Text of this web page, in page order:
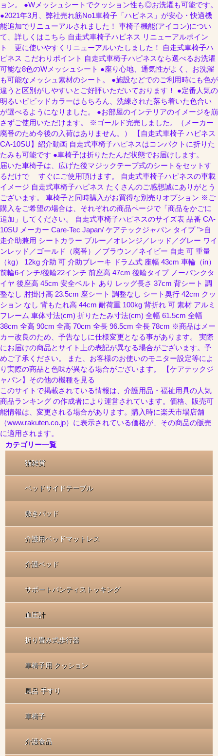
ョン。 ●Wメッシュシートでクッション性も◎お洗濯も可能です。
●2021年3月、弊社売れ筋No1車椅子「ハピネス」が安心・快適機
能追加でリニューアルされました！ 車椅子機能(アイコン)につい
て、詳しくはこちら 自走式車椅子ハピネス リニューアルポイン
ト 更に使いやすくリニューアルいたしました！ 自走式車椅子ハ
ピネス こだわりポイント 自走式車椅子ハピネスなら選べるお洗濯
可能な8色のWメッシュシート ●座り心地、通気性がよく、お洗濯
も可能なメッシュ素材のシート。 ●施設などでのご利用時にも色が
違うと区別がしやすいとご好評いただいております！ ●定番人気の
明るいビビッドカラーはもちろん、洗練された落ち着いた色合い
が選べるようになりました。 ●お部屋のインテリアのイメージを崩
さずご使用いただけます。 ※ゴールド完売しました。（メーカー
廃番のため今後の入荷はありません。） 【自走式車椅子 ハピネス
CA-10SU】紹介動画 自走式車椅子ハピネスはコンパクトに折りた
たみも可能です ●車椅子は折りたたんだ状態でお届けします。
届いた車椅子は、広げた後マジックテープ式のシートをセットす
るだけで すぐにご使用頂けます。 自走式車椅子ハピネスの車載
イメージ 自走式車椅子ハピネス たくさんのご感想誠にありがとう
ございます。 車椅子と同時購入がお買得な別売りオプション ※ご
購入をご希望の場合は、それぞれの商品ページで「商品をかごに
追加」してください。 自走式車椅子ハピネスのサイズ表 品番 CA-
10SU メーカー Care-Tec Japan/ ケアテックジャパン タイプ ">自
走介助兼用 シートカラー ブルー／オレンジ／レッド／グレー ワイ
ンレッド／ゴールド（廃番）／ブラウン／ネイビー 自走 可 重量
（kg） 12kg 介助 可 介助ブレーキ ドラム式 座幅 43cm 車輪（in）
前輪6インチ/後輪22インチ 前座高 47cm 後輪タイプ ノーパンクタ
イヤ 後座高 45cm 安全ベルト あり レッグ長さ 37cm 背シート 調
整なし 肘掛け高 23.5cm 座シート 調整なし シート奥行 42cm クッ
ション なし 背もたれ高 44cm 耐荷重 100kg 背折れ 可 素材 アルミ
フレーム 車体寸法(cm) 折りたたみ寸法(cm) 全幅 61.5cm 全幅
38cm 全高 90cm 全高 70cm 全長 96.5cm 全長 78cm ※商品はメー
カー改良のため、予告なしに仕様変更となる事があります。 実際
にお届けの商品とサイト上の表記が異なる場合がございます。予
めご了承ください。 また、お客様のお使いのモニター設定等によ
り実際の商品と色味が異なる場合がございます。 【ケアテックジ
ャパン】その他の機種を見る
このサイトで掲載されている情報は、介護用品・福祉用具の人気
商品ランキング の作成者により運営されています。価格、販売可
能情報は、変更される場合があります。購入時に楽天市場店舗
（www.rakuten.co.jp）に表示されている価格が、その商品の販売
に適用されます。
カテゴリー一覧
猫雑貨
ベッドサイドテーブル
敷きパッド
介護用ベッドマットレス
介護ベッド
サポートパンティストッキング
血圧計
折り畳み式歩行器
車椅子用 クッション
風呂 手すり
車椅子
介護食品